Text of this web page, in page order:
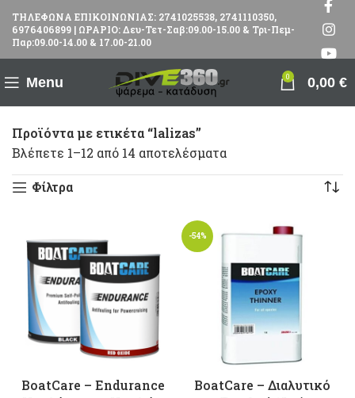
ΤΗΛΕΦΩΝΑ ΕΠΙΚΟΙΝΩΝΙΑΣ: 2741025538, 2741110350,
6976406899 | ΩΡΑΡΙΟ: Δευ-Τετ-Σαβ:09.00-15.00 & Τρι-Πεμ-
Παρ:09.00-14.00 & 17.00-21.00
Menu 0 0,00 €
Προϊόντα με ετικέτα “lalizas”
Βλέπετε 1–12 από 14 αποτελέσματα
Φίλτρα
BoatCare – Endurance
-54%
BoatCare – Διαλυτικό